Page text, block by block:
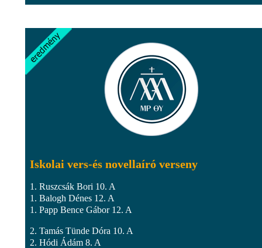
Iskolai vers-és novellaíró verseny
1. Ruszcsák Bori 10. A
1. Balogh Dénes 12. A
1. Papp Bence Gábor 12. A
2. Tamás Tünde Dóra 10. A
2. Hódi Ádám 8. A